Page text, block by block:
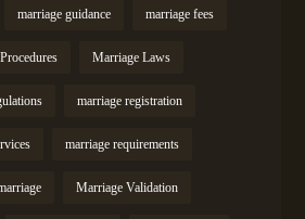
marriage fees
marriage guidance
Marriage Laws
marriage registration
marriage requirements
Marriage Validation